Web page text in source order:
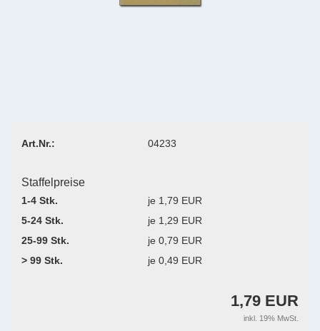
Art.Nr.: 04233
Staffelpreise
1-4 Stk.
je 1,79 EUR
5-24 Stk.
je 1,29 EUR
25-99 Stk.
je 0,79 EUR
> 99 Stk.
je 0,49 EUR
1,79 EUR
inkl. 19% MwSt.